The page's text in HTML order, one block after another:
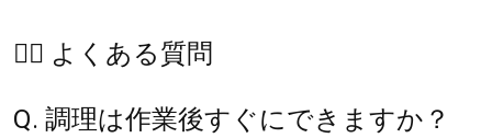
🙋‍♀️ よくある質問
Q. 調理は作業後すぐにできますか？